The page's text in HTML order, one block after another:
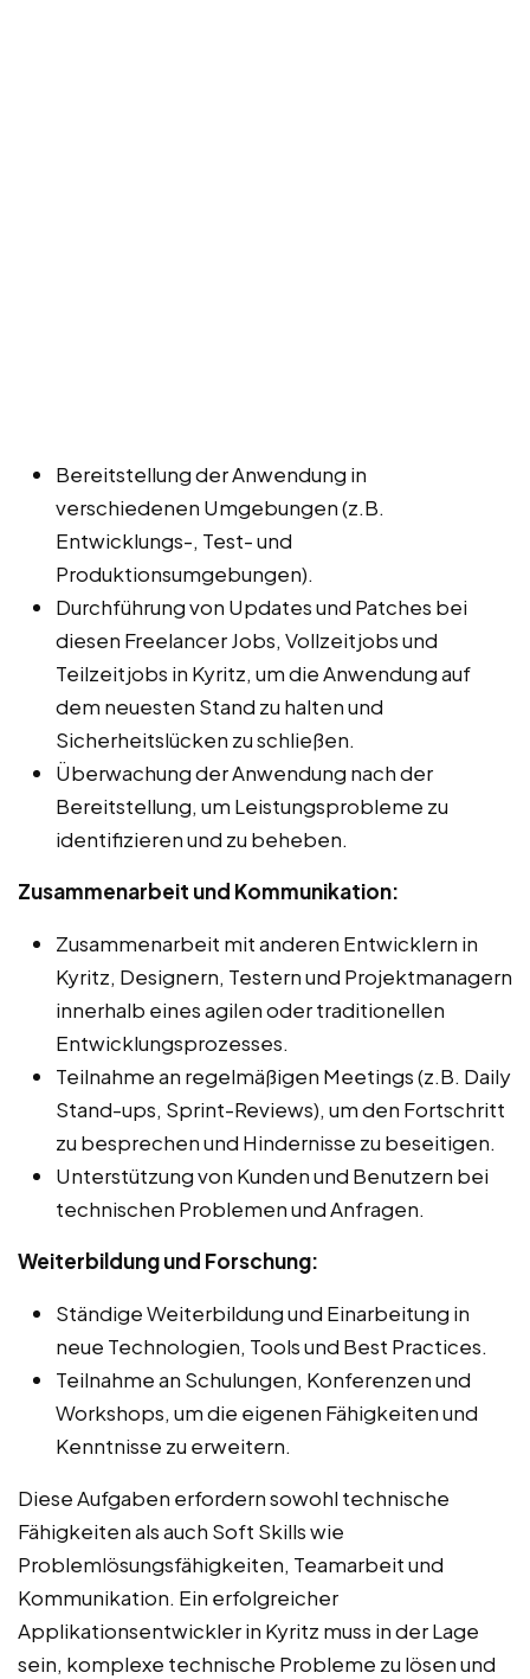
Bereitstellung der Anwendung in
verschiedenen Umgebungen (z.B.
Entwicklungs-, Test- und
Produktionsumgebungen).
Durchführung von Updates und Patches bei
diesen Freelancer Jobs, Vollzeitjobs und
Teilzeitjobs in Kyritz, um die Anwendung auf
dem neuesten Stand zu halten und
Sicherheitslücken zu schließen.
Überwachung der Anwendung nach der
Bereitstellung, um Leistungsprobleme zu
identifizieren und zu beheben.
Zusammenarbeit und Kommunikation:
Zusammenarbeit mit anderen Entwicklern in
Kyritz, Designern, Testern und Projektmanagern
innerhalb eines agilen oder traditionellen
Entwicklungsprozesses.
Teilnahme an regelmäßigen Meetings (z.B. Daily
Stand-ups, Sprint-Reviews), um den Fortschritt
zu besprechen und Hindernisse zu beseitigen.
Unterstützung von Kunden und Benutzern bei
technischen Problemen und Anfragen.
Weiterbildung und Forschung:
Ständige Weiterbildung und Einarbeitung in
neue Technologien, Tools und Best Practices.
Teilnahme an Schulungen, Konferenzen und
Workshops, um die eigenen Fähigkeiten und
Kenntnisse zu erweitern.
Diese Aufgaben erfordern sowohl technische
Fähigkeiten als auch Soft Skills wie
Problemlösungsfähigkeiten, Teamarbeit und
Kommunikation. Ein erfolgreicher
Applikationsentwickler in Kyritz muss in der Lage
sein, komplexe technische Probleme zu lösen und